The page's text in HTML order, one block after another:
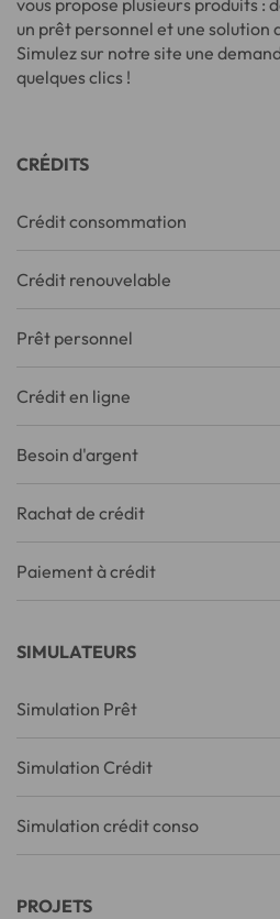
vous propose plusieurs produits :
un prêt personnel et une solution
Simulez sur notre site une
quelques clics !
CRÉDITS
Crédit consommation
Crédit renouvelable
Prêt personnel
Crédit en ligne
Besoin d'argent
Rachat de crédit
Paiement à crédit
SIMULATEURS
Simulation Prêt
Simulation Crédit
Simulation crédit conso
PROJETS